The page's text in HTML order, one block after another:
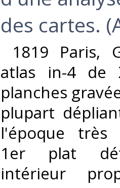
des cartes.
1819 Paris,
atlas in-4 de
planches
plupart
l'époque très
1er plat
intérieur